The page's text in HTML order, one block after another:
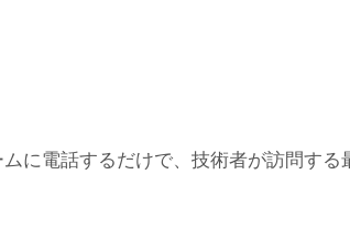
に電話するだけで、技術者が訪問する